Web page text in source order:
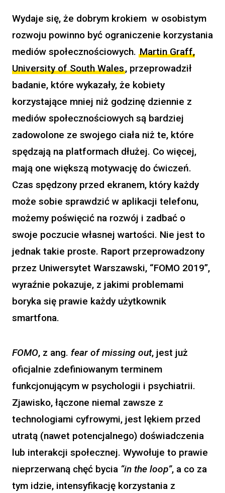
Wydaje się, że dobrym krokiem w osobistym
rozwoju powinno być ograniczenie korzystania
mediów społecznościowych. Martin Graff,
University of South Wales, przeprowadził
badanie, które wykazały, że kobiety
korzystające mniej niż godzinę dziennie z
mediów społecznościowych są bardziej
zadowolone ze swojego ciała niż te, które
spędzają na platformach dłużej. Co więcej,
mają one większą motywację do ćwiczeń.
Czas spędzony przed ekranem, który każdy
może sobie sprawdzić w aplikacji telefonu,
możemy poświęcić na rozwój i zadbać o
swoje poczucie własnej wartości. Nie jest to
jednak takie proste. Raport przeprowadzony
przez Uniwersytet Warszawski, “FOMO 2019”,
wyraźnie pokazuje, z jakimi problemami
boryka się prawie każdy użytkownik
smartfona.
FOMO, z ang. fear of missing out, jest już
oficjalnie zdefiniowanym terminem
funkcjonującym w psychologii i psychiatrii.
Zjawisko, łączone niemal zawsze z
technologiami cyfrowymi, jest lękiem przed
utratą (nawet potencjalnego) doświadczenia
lub interakcji społecznej. Wywołuje to prawie
nieprzerwaną chęć bycia “in the loop”, a co za
tym idzie, intensyfikację korzystania z